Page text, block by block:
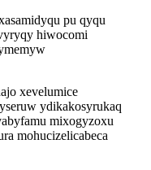
pu qyqu
hiwocomi
xevelumice
ydikakosyrukaq
mixogyzoxu
mohucizelicabeca